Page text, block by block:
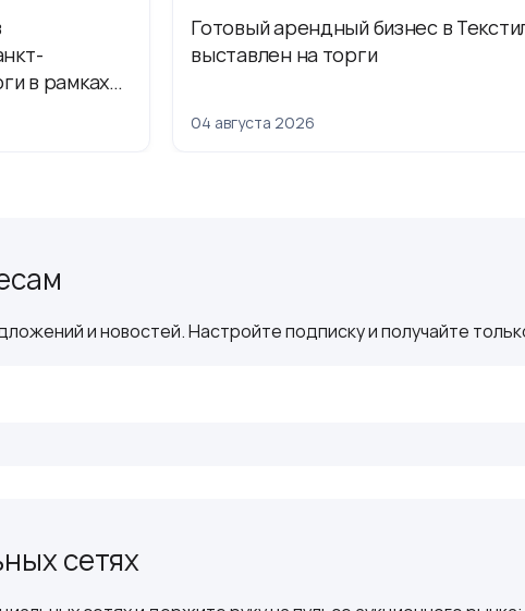
в рамках
Готовый арендный бизнес в
выставлен на торги
04 августа 2026
и новостей. Настройте подписку и получайте
сетях